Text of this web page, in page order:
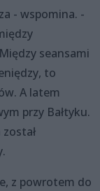
- wspomina. -
seansami
to
A latem
przy Bałtyku.
z powrotem do